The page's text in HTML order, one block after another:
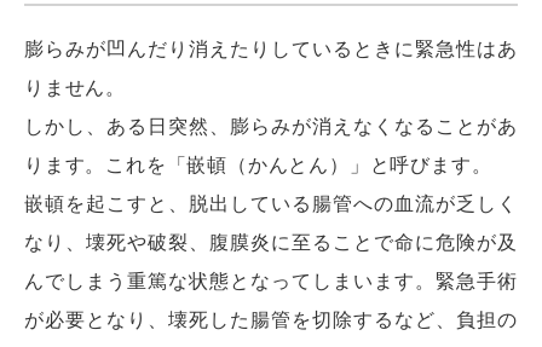
膨らみが凹んだり消えたりしているときに緊急性はあ
りません。
しかし、ある日突然、膨らみが消えなくなることがあ
ります。これを「嵌頓（かんとん）」と呼びます。
嵌頓を起こすと、脱出している腸管への血流が乏しく
なり、壊死や破裂、腹膜炎に至ることで命に危険が及
んでしまう重篤な状態となってしまいます。緊急手術
が必要となり、壊死した腸管を切除するなど、負担の